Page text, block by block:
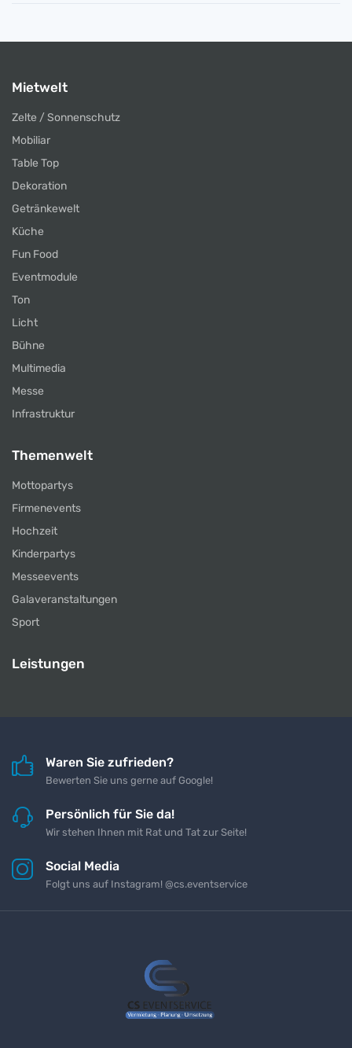
Mietwelt
Zelte / Sonnenschutz
Mobiliar
Table Top
Dekoration
Getränkewelt
Küche
Fun Food
Eventmodule
Ton
Licht
Bühne
Multimedia
Messe
Infrastruktur
Themenwelt
Mottopartys
Firmenevents
Hochzeit
Kinderpartys
Messeevents
Galaveranstaltungen
Sport
Leistungen
Waren Sie zufrieden?
Bewerten Sie uns gerne auf Google!
Persönlich für Sie da!
Wir stehen Ihnen mit Rat und Tat zur Seite!
Social Media
Folgt uns auf Instagram! @cs.eventservice